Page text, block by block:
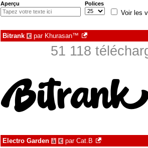
Aperçu Polices
Voir les
Bitrank € par Khurasan™
51 118
Electro Garden à € par Cat.B